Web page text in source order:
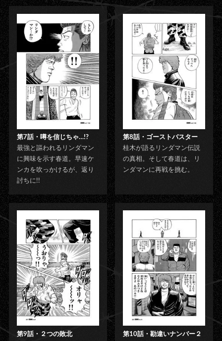
第7話・噂を信じちゃ…!?
最強と謳われるリンダマン
に興味を示す春道。早速ケ
ンカを吹っかけるが、返り
討ちに!!
第8話・ゴーストバスター
桂木が語るリンダマン伝説
の真相。そして春道は、リ
ンダマンに再戦を挑む。
第9話・２つの敗北
第10話・勘違いナンバー２